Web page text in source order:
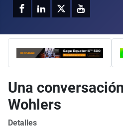
Una
Wohlers
Detalles